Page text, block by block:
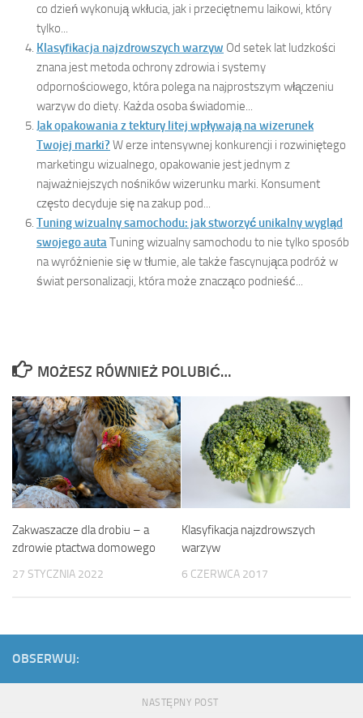
co dzień wykonują wkłucia, jak i przeciętnemu laikowi, który
tylko...
Klasyfikacja najzdrowszych warzyw Od setek lat ludzkości
znana jest metoda ochrony zdrowia i systemy
odpornościowego, która polega na najprostszym włączeniu
warzyw do diety. Każda osoba świadomie...
Jak opakowania z tektury litej wpływają na wizerunek
Twojej marki? W erze intensywnej konkurencji i rozwiniętego
marketingu wizualnego, opakowanie jest jednym z
najważniejszych nośników wizerunku marki. Konsument
często decyduje się na zakup pod...
Tuning wizualny samochodu: jak stworzyć unikalny wygląd
swojego autaTuning wizualny samochodu to nie tylko sposób
na wyróżnienie się w tłumie, ale także fascynująca podróż w
świat personalizacji, która może znacząco podnieść...
MOŻESZ RÓWNIEŻ POLUBIĆ…
Zakwaszacze dla drobiu – a
zdrowie ptactwa domowego
27 STYCZNIA 2022
Klasyfikacja najzdrowszych
warzyw
6 CZERWCA 2017
OBSERWUJ:
NASTĘPNY POST